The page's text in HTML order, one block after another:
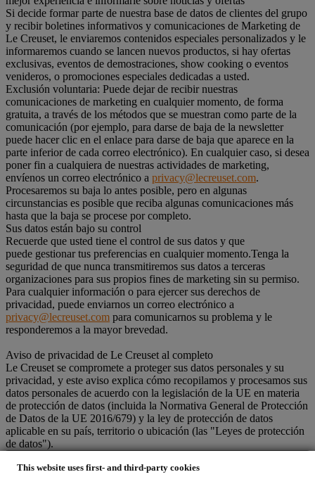
This website uses first- and third-party cookies
Si decide formar parte de nuestra base de datos de clientes del grupo
y recibir boletines informativos y comunicaciones de Marketing de
Le Creuset, le enviaremos contenidos especiales personalizados y le
informaremos cuando se lancen nuevos productos, si hay ofertas
exclusivas, eventos de demostraciones, show cooking o eventos
venideros, o promociones especiales dedicadas a usted.
Exclusión voluntaria: Puede dejar de recibir nuestras
comunicaciones de marketing en cualquier momento, de forma
gratuita, a través de los métodos que se muestran como parte de la
comunicación (por ejemplo, para darse de baja de la newsletter
puede hacer clic en el enlace para darse de baja que aparece en la
parte inferior de cada correo electrónico). En cualquier caso, si desea
poner fin a cualquiera de nuestras actividades de marketing,
envíenos un correo electrónico a privacy@lecreuset.com.
Procesaremos su baja lo antes posible, pero en algunas
circunstancias es posible que reciba algunas comunicaciones más
hasta que la baja se procese por completo.
Sus datos están bajo su control
Recuerde que usted tiene el control de sus datos y que
puede gestionar tus preferencias en cualquier momento.Tenga la
seguridad de que nunca transmitiremos sus datos a terceras
organizaciones para sus propios fines de marketing sin su permiso.
Para cualquier información o para ejercer sus derechos de
privacidad, puede enviarnos un correo electrónico a
privacy@lecreuset.com para comunicarnos su problema y le
responderemos a la mayor brevedad.
Aviso de privacidad de Le Creuset al completo
Le Creuset se compromete a proteger sus datos personales y su
privacidad, y este aviso explica cómo recopilamos y procesamos sus
datos personales de acuerdo con la legislación de la UE en materia
de protección de datos (incluida la Normativa General de Protección
de Datos de la UE 2016/679) y la ley de protección de datos
aplicable en su país, territorio o ubicación (las "Leyes de protección
de datos").
USTED?